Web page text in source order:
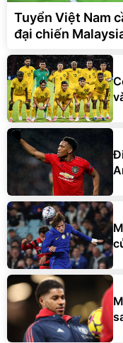
Tuyển Việt Nam
đại chiến